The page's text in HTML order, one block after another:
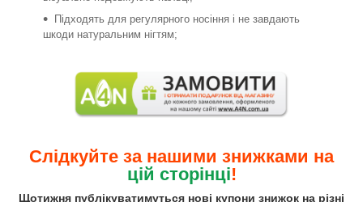
Підходять для регулярного носіння і не завдають
шкоди натуральним нігтям;
Слідкуйте за нашими знижками на
цій сторінці!
Щотижня публікуватимуться нові купони знижок на різні